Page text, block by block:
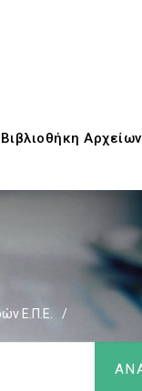
Βιβλιοθήκη Αρχείων
Ε.Π.Ε. /